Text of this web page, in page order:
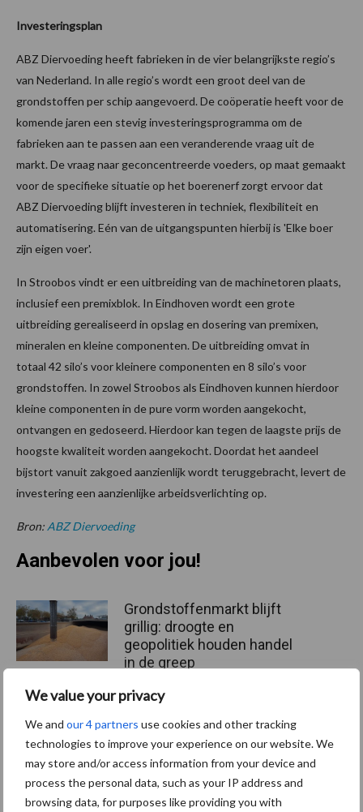
We value your privacy
We and our 4 partners use cookies and other tracking
technologies to improve your experience on our website. We
may store and/or access information from your device and
process the personal data, such as your IP address and
browsing data, for purposes like providing you with
Investeringsplan
ABZ Diervoeding heeft fabrieken in de vier belangrijkste regio’s
van Nederland. In alle regio’s wordt een groot deel van de
grondstoffen per schip aangevoerd. De coöperatie heeft voor de
komende jaren een stevig investeringsprogramma om de
fabrieken aan te passen aan een veranderende vraag uit de
markt. De vraag naar geconcentreerde voeders, op maat gemaakt
voor de specifieke situatie op het boerenerf zorgt ervoor dat
ABZ Diervoeding blijft investeren in techniek, flexibiliteit en
automatisering. Eén van de uitgangspunten hierbij is 'Elke boer
zijn eigen voer'.
In Stroobos vindt er een uitbreiding van de machinetoren plaats,
inclusief een premixblok. In Eindhoven wordt een grote
uitbreiding gerealiseerd in opslag en dosering van premixen,
mineralen en kleine componenten. De uitbreiding omvat in
totaal 42 silo’s voor kleinere componenten en 8 silo’s voor
grondstoffen. In zowel Stroobos als Eindhoven kunnen hierdoor
kleine componenten in de pure vorm worden aangekocht,
ontvangen en gedoseerd. Hierdoor kan tegen de laagste prijs de
hoogste kwaliteit worden aangekocht. Doordat het aandeel
bijstort vanuit zakgoed aanzienlijk wordt teruggebracht, levert de
investering een aanzienlijke arbeidsverlichting op.
Bron: ABZ Diervoeding
Aanbevolen voor jou!
Grondstoffenmarkt blijft
grillig: droogte en
geopolitiek houden handel
in de greep
De speenhuid: een vaak
voor mastitis